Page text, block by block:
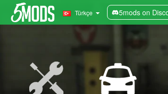
Türkçe 5mods on